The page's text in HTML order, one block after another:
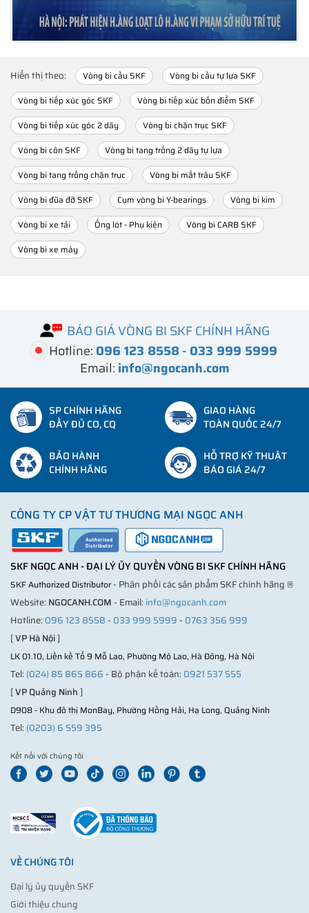
Hiển thị theo: Vòng bi cầu SKF
Vòng bi cầu tự lựa SKF
Vòng bi tiếp xúc góc SKF
Vòng bi tiếp xúc bốn điểm SKF
Vòng bi tiếp xúc góc 2 dãy
Vòng bi chặn trục SKF
Vòng bi côn SKF
Vòng bi tang trống 2 dãy tự lựa
Vòng bi tang trống chặn trục
Vòng bi mắt trâu SKF
Vòng bi đũa đỡ SKF
Cụm vòng bi Y-bearings
Vòng bi kim
Vòng bi xe tải
Ống lót - Phụ kiện
Vòng bi CARB SKF
Vòng bi xe máy
BÁO GIÁ VÒNG BI SKF CHÍNH HÃNG
Hotline: 096 123 8558- 033 999 5999
Email: info@ngocanh.com
SP CHÍNH HÃNG
ĐẦY ĐỦ CO, CQ
GIAO HÀNG
TOÀN QUỐC 24/7
BẢO HÀNH
CHÍNH HÃNG
HỖ TRỢ KỸ THUẬT
BÁO GIÁ 24/7
CÔNG TY CP VẬT TƯ THƯƠNG MẠI NGỌC ANH
SKF NGỌC ANH - ĐẠI LÝ ỦY QUYỀN VÒNG BI SKF CHÍNH HÃNG
SKF Authorized Distributor- Phân phối các sản phẩm SKF chính hãng ®
Website: NGOCANH.COM- Email: info@ngocanh.com
Hotline: 096 123 8558- 033 999 5999- 0763 356 999
[VP Hà Nội]
LK 01.10, Liền kề Tổ 9 Mỗ Lao, Phường Mộ Lao, Hà Đông, Hà Nội
Tel: (024) 85 865 866- Bộ phận kế toán: 0921 537 555
[VP Quảng Ninh]
D908 - Khu đô thị MonBay, Phường Hồng Hải, Hạ Long, Quảng Ninh
Tel: (0203) 6 559 395
Kết nối với chúng tôi
VỀ CHÚNG TÔI
Đại lý ủy quyền SKF
Giới thiệu chung